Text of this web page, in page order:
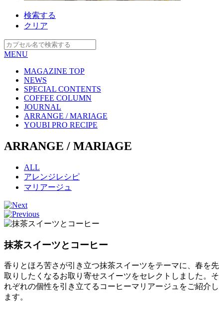
検索する
クリア
MENU
MAGAZINE TOP
NEWS
SPECIAL CONTENTS
COFFEE COLUMN
JOURNAL
ARRANGE / MARIAGE
YOUBI PRO RECIPE
ARRANGE / MARIAGE
ALL
アレンジレシピ
マリアージュ
抹茶スイーツとコーヒー
香りとほろ苦さが引き立つ抹茶スイーツをテーマに、春を先
取りしたくなるお取り寄せスイーツをセレクトしました。そ
れぞれの個性を引き立てるコーヒーマリアージュをご紹介し
ます。